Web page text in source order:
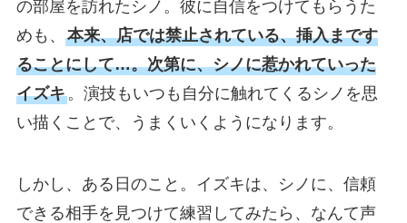
の部屋を訪れたシノ。彼に自信をつけてもらうた
めも、 本来、店では禁止されている、挿入まです
ることにして…。次第に、シノに惹かれていった
イズキ。演技もいつも自分に触れてくるシノを思
い描くことで、うまくいくようになります。
しかし、ある日のこと。イズキは、シノに、信頼
できる相手を見つけて練習してみたら、なんて声